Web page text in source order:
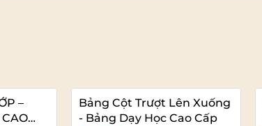
–
CAO
Bảng Cột Trượt Lên Xuống
- Bảng Dạy Học Cao Cấp